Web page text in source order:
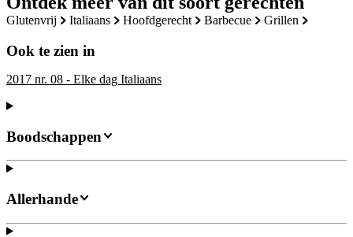
glutenvrij italiaans hoofdgerecht barbecue grillen
Ook te zien in
2017 nr. 08 - Elke dag Italiaans
Boodschappen
Allerhande